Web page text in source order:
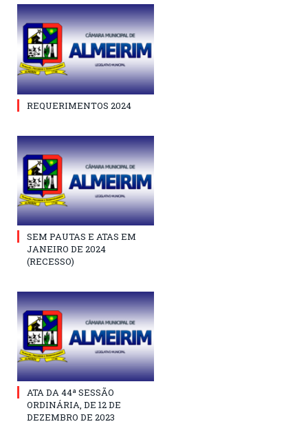
REQUERIMENTOS 2024
SEM PAUTAS E ATAS EM
JANEIRO DE 2024
(RECESSO)
ATA DA 44ª SESSÃO
ORDINÁRIA, DE 12 DE
DEZEMBRO DE 2023